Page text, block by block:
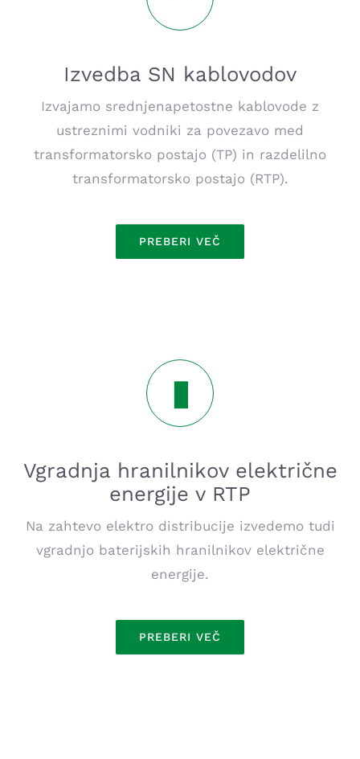
Izvedba SN kablovodov
Izvajamo srednjenapetostne kablovode z
ustreznimi vodniki za povezavo med
transformatorsko postajo (TP) in razdelilno
transformatorsko postajo (RTP).
PREBERI VEČ
Vgradnja hranilnikov električne
energije v RTP
Na zahtevo elektro distribucije izvedemo tudi
vgradnjo baterijskih hranilnikov električne
energije.
PREBERI VEČ